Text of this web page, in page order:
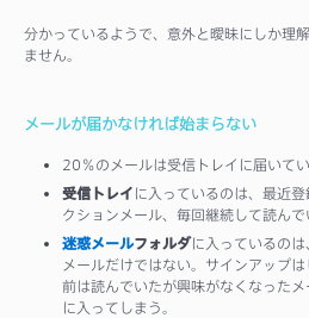
分かっているようで、意外と曖昧にしか理
ません。
メールが届かなければ始まらない
20％のメールは受信トレイに届いてい
受信トレイに入っているのは、最近
クションメール、毎回継続して読んで
迷惑メールフォルダに入っているの
メールだけではない。サインアップ
前は読んでいたが興味がなくなった
に入ってしまう。